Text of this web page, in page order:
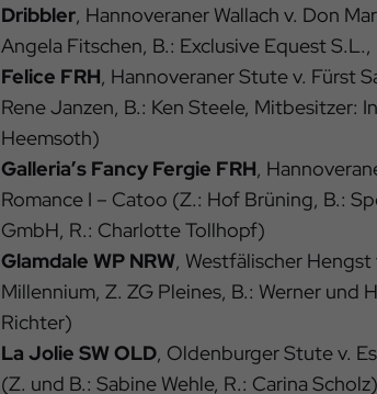
Dribbler, Hannoveraner Wallach v. Don
Angela Fitschen, B.: Exclusive Equest
Felice FRH, Hannoveraner Stute v. Fürst
Rene Janzen, B.: Ken Steele, Mitbesitzer:
Heemsoth)
Galleria’s Fancy Fergie FRH,
Romance I – Catoo (Z.: Hof Brüning, B.:
GmbH, R.: Charlotte Tollhopf)
Glamdale WP NRW, Westfälischer Hengst
Millennium, Z. ZG Pleines, B.: Werner und
Richter)
La Jolie SW OLD, Oldenburger Stute v.
(Z. und B.: Sabine Wehle, R.: Carina Scholz)